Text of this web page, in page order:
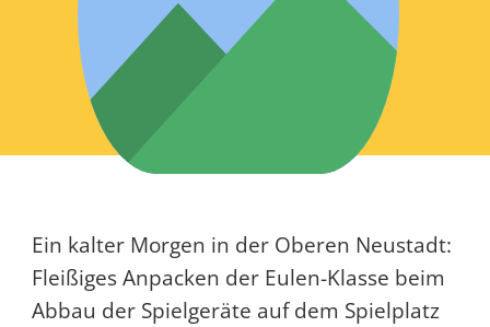
Ein kalter Morgen in der Oberen Neustadt:
Fleißiges Anpacken der Eulen-Klasse beim
Abbau der Spielgeräte auf dem Spielplatz